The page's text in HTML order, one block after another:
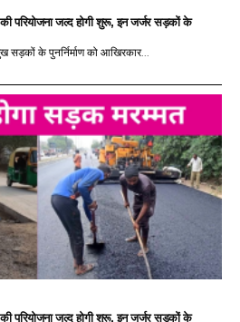
परियोजना जल्द होगी शुरू, इन जर्जर सड़कों के
सड़कों के पुनर्निर्माण को आखिरकार...
परियोजना जल्द होगी शुरू, इन जर्जर सड़कों के